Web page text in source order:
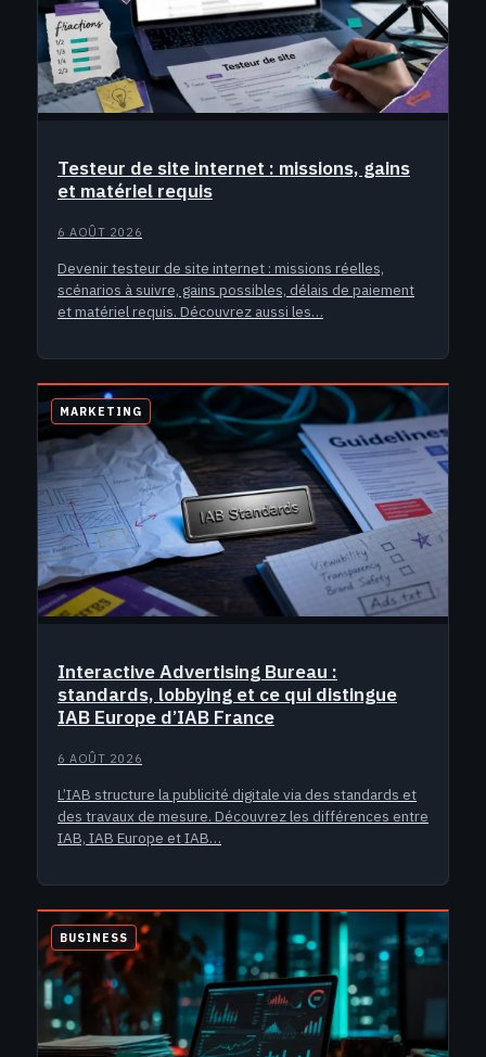
Testeur de site internet : missions, gains
et matériel requis
6 AOÛT 2026
Devenir testeur de site internet : missions réelles,
scénarios à suivre, gains possibles, délais de paiement
et matériel requis. Découvrez aussi les…
MARKETING
Interactive Advertising Bureau :
standards, lobbying et ce qui distingue
IAB Europe d’IAB France
6 AOÛT 2026
L’IAB structure la publicité digitale via des standards et
des travaux de mesure. Découvrez les différences entre
IAB, IAB Europe et IAB…
BUSINESS